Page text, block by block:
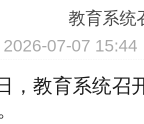
教育系统
2026-07-07
，教育系统召